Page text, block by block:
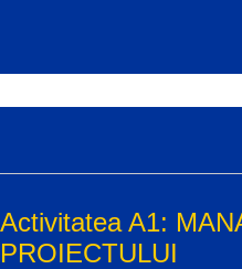
Activitatea A1:
PROIECTULUI